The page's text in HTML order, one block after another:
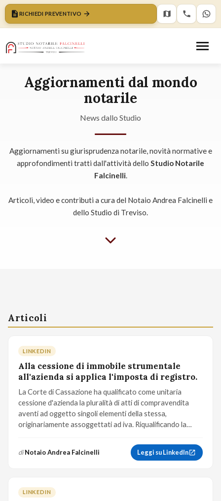
RICHIEDI PREVENTIVO
Aggiornamenti dal mondo
notarile
News dallo Studio
Aggiornamenti su giurisprudenza notarile, novità normative e
approfondimenti tratti dall'attività dello Studio Notarile
Falcinelli.
Articoli, video e contributi a cura del Notaio Andrea Falcinelli e
dello Studio di Treviso.
Articoli
LINKEDIN
Alla cessione di immobile strumentale
all'azienda si applica l'imposta di registro.
La Corte di Cassazione ha qualificato come unitaria
cessione d'azienda la pluralità di atti di compravendita
aventi ad oggetto singoli elementi della stessa,
originariamente assoggettati ad iva. Riqualificando la…
diNotaio Andrea Falcinelli Leggi su LinkedIn
LINKEDIN